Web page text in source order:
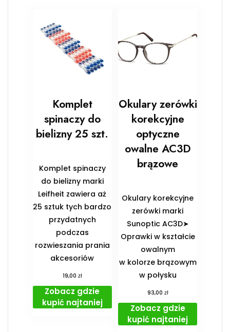
Komplet
spinaczy do
bielizny 25 szt.
Komplet spinaczy
do bielizny marki
Leifheit zawiera aż
25 sztuk tych bardzo
przydatnych
podczas
rozwieszania prania
akcesoriów
19,00 zł
Zobacz gdzie
kupić najtaniej
Okulary zerówki
korekcyjne
optyczne
owalne AC3D
brązowe
Okulary korekcyjne
zerówki marki
Sunoptic AC3D➤
Oprawki w kształcie
owalnym
w kolorze brązowym
w połysku
93,00 zł
Zobacz gdzie
kupić najtaniej